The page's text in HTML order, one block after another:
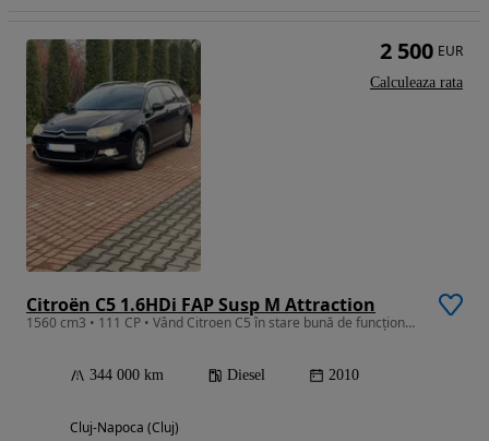
Citroën C5 1.6HDi FAP Susp M Attraction
1560 cm3 • 111 CP • Vând Citroen C5 în stare bună de funcționare
344 000 km Diesel 2010
Cluj-Napoca (Cluj)
2 500 EUR
Calculeaza rata